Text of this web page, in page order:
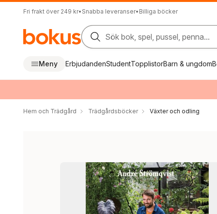
Fri frakt över 249 kr• Snabba leveranser• Billiga böcker
Sök bok, spel, pussel, penna...
Meny ErbjudandenStudentTopplistorBarn & ungdom
Hem och Trädgård Trädgårdsböcker Växter och odling